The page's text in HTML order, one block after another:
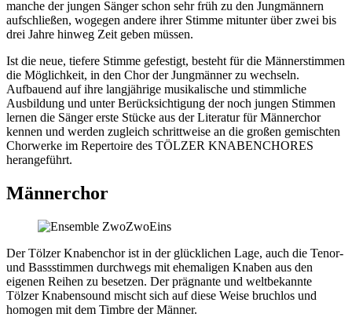
manche der jungen Sänger schon sehr früh zu den Jungmännern
aufschließen, wogegen andere ihrer Stimme mitunter über zwei bis
drei Jahre hinweg Zeit geben müssen.
Ist die neue, tiefere Stimme gefestigt, besteht für die Männerstimmen
die Möglichkeit, in den Chor der Jungmänner zu wechseln.
Aufbauend auf ihre langjährige musikalische und stimmliche
Ausbildung und unter Berücksichtigung der noch jungen Stimmen
lernen die Sänger erste Stücke aus der Literatur für Männerchor
kennen und werden zugleich schrittweise an die großen gemischten
Chorwerke im Repertoire des TÖLZER KNABENCHORES
herangeführt.
Männerchor
Der Tölzer Knabenchor ist in der glücklichen Lage, auch die Tenor-
und Bassstimmen durchwegs mit ehemaligen Knaben aus den
eigenen Reihen zu besetzen. Der prägnante und weltbekannte
Tölzer Knabensound mischt sich auf diese Weise bruchlos und
homogen mit dem Timbre der Männer.